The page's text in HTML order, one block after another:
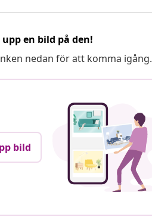
en bild på den!
nedan för att komma igång.
bild